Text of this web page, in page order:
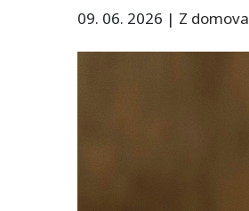
09. 06. 2026 | Z domova